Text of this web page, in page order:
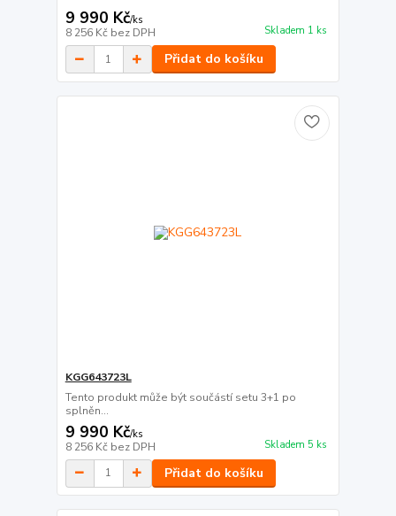
9 990 Kč/ks
8 256 Kč bez DPH Skladem 1 ks
Přidat do košíku
KGG643723L
Tento produkt může být součástí setu 3+1 po
splněn...
9 990 Kč/ks
8 256 Kč bez DPH Skladem 5 ks
Přidat do košíku